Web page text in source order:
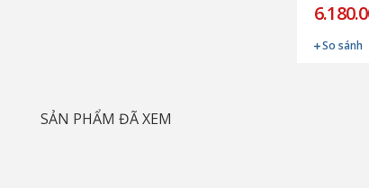
So sánh
SẢN PHẨM ĐÃ XEM